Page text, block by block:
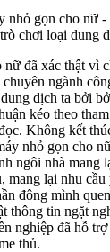
nữ đã xác thật vì
ngành
dịch ta bởi
kéo theo
Không kết
nhỏ gọn cho
ngôi nhà mang
mang lại nhu
đông mình
thông tin ngặt
nghiệp đã hỗ
thủ.